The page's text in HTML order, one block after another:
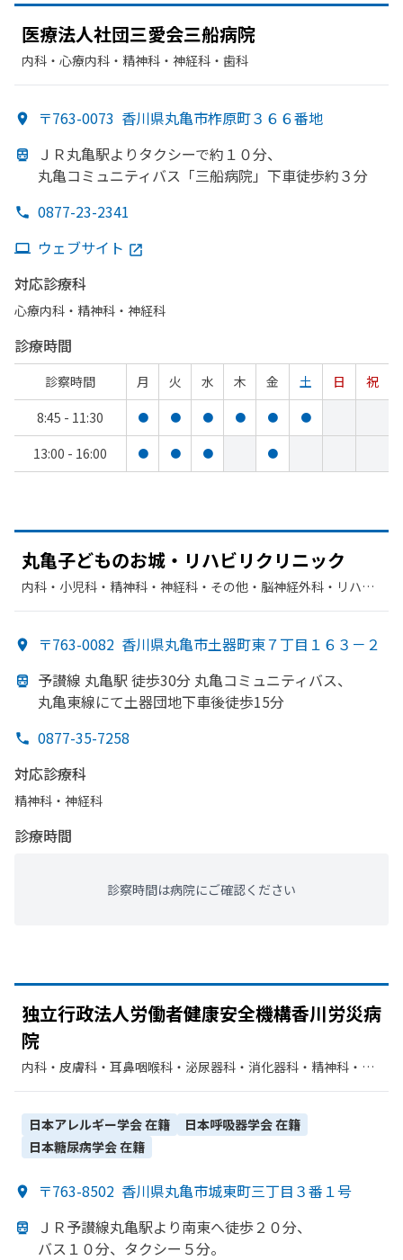
医療法人社団三愛会三船病院
内科・​心療内科・​精神科・神経科・​歯科
〒763-0073 香川県丸亀市柞原町３６６番地
ＪＲ丸亀駅よりタクシーで約１０分、
丸亀コミュニティバス「三船病院」 下車徒歩約３分
0877-23-2341
ウェブサイト
対応診療科
心療内科・​精神科・神経科
診療時間
診察時間 月 火 水 木 金 土 日
祝
8:45 - 11:30
● ● ● ● ● ●
13:00 - 16:00 ● ● ● ●
丸亀子どものお城・リハビリクリニック
内科・​小児科・​精神科・神経科・​その他・​脳神経外科・​リハビ
〒763-0082 香川県丸亀市土器町東７丁目１６３－２
予讃線 丸亀駅 徒歩30分 丸亀コミュニティバス、
丸亀東線にて土器団地下車後徒歩15分
0877-35-7258
対応診療科
精神科・神経科
診療時間
診察時間は病院にご確認ください
独立行政法人労働者健康安全機構香川労災病
院
内科・​皮膚科・​耳鼻咽喉科・​泌尿器科・​消化器科・​精神科・神
臨床検査・病理診断・​循環器科・​放射線科
日本アレルギー学会在籍 日本呼吸器学会在籍
日本糖尿病学会在籍
〒763-8502 香川県丸亀市城東町三丁目３番１号
ＪＲ予讃線丸亀駅より南東へ徒歩２０分、
バス１０分、 タクシー５分。